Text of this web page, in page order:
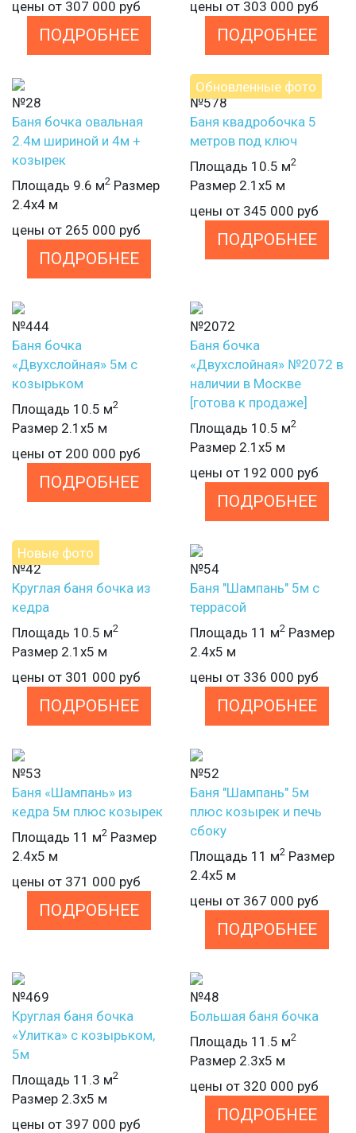
цены от 307 000 руб
ПОДРОБНЕЕ
цены от 303 000 руб
ПОДРОБНЕЕ
№28
Баня бочка овальная
2.4м шириной и 4м +
козырек
Площадь 9.6 м2 Размер
2.4х4 м
цены от 265 000 руб
ПОДРОБНЕЕ
№578
Обновленные фото
Баня квадробочка 5
метров под ключ
Площадь 10.5 м2
Размер 2.1х5 м
цены от 345 000 руб
ПОДРОБНЕЕ
№444
Баня бочка
«Двухслойная» 5м с
козырьком
Площадь 10.5 м2
Размер 2.1х5 м
цены от 200 000 руб
ПОДРОБНЕЕ
№2072
Баня бочка
«Двухслойная» №2072 в
наличии в Москве
[готова к продаже]
Площадь 10.5 м2
Размер 2.1х5 м
цены от 192 000 руб
ПОДРОБНЕЕ
№42
Новые фото
Круглая баня бочка из
кедра
Площадь 10.5 м2
Размер 2.1х5 м
цены от 301 000 руб
ПОДРОБНЕЕ
№54
Баня "Шампань" 5м с
террасой
Площадь 11 м2 Размер
2.4х5 м
цены от 336 000 руб
ПОДРОБНЕЕ
№53
Баня «Шампань» из
кедра 5м плюс козырек
Площадь 11 м2 Размер
2.4х5 м
цены от 371 000 руб
ПОДРОБНЕЕ
№52
Баня "Шампань" 5м
плюс козырек и печь
сбоку
Площадь 11 м2 Размер
2.4х5 м
цены от 367 000 руб
ПОДРОБНЕЕ
№469
Круглая баня бочка
«Улитка» с козырьком,
5м
Площадь 11.3 м2
Размер 2.3х5 м
цены от 397 000 руб
№48
Большая баня бочка
Площадь 11.5 м2
Размер 2.3х5 м
цены от 320 000 руб
ПОДРОБНЕЕ